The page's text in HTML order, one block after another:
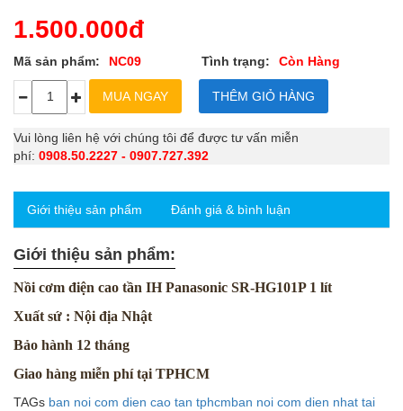
1.500.000đ
Mã sản phẩm: NC09 Tình trạng: Còn Hàng
Vui lòng liên hệ với chúng tôi để được tư vấn miễn
phí: 0908.50.2227 - 0907.727.392
Giới thiệu sản phẩm Đánh giá & bình luận
Giới thiệu sản phẩm:
Nồi cơm điện cao tần IH Panasonic SR-HG101P 1 lít
Xuất sứ : Nội địa Nhật
Bảo hành 12 tháng
Giao hàng miễn phí tại TPHCM
TAGs ban noi com dien cao tan tphcmban noi com dien nhat tai